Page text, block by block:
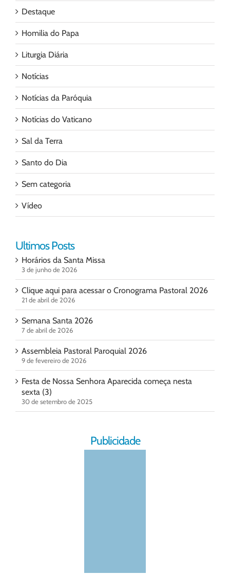
Destaque
Homilia do Papa
Liturgia Diária
Notícias
Notícias da Paróquia
Notícias do Vaticano
Sal da Terra
Santo do Dia
Sem categoria
Vídeo
Ultimos Posts
Horários da Santa Missa
3 de junho de 2026
Clique aqui para acessar o Cronograma Pastoral 2026
21 de abril de 2026
Semana Santa 2026
7 de abril de 2026
Assembleia Pastoral Paroquial 2026
9 de fevereiro de 2026
Festa de Nossa Senhora Aparecida começa nesta
sexta (3)
30 de setembro de 2025
Publicidade